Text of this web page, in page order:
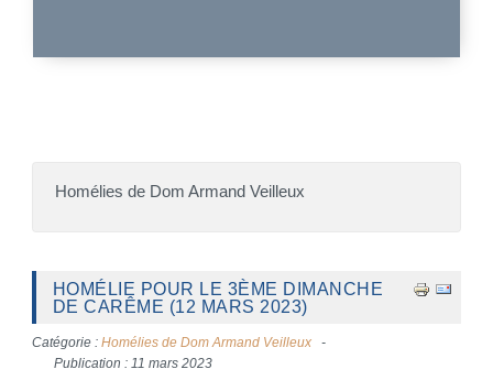
Homélies de Dom Armand Veilleux
HOMÉLIE POUR LE 3ÈME DIMANCHE
DE CARÊME (12 MARS 2023)
Catégorie : Homélies de Dom Armand Veilleux
Publication : 11 mars 2023